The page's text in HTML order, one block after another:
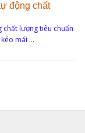
động chất
lượng tiêu chuẩn
mái …